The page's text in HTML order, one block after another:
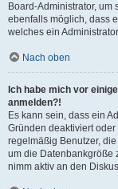
Board-Administrator, um
ebenfalls möglich, dass
welches ein
Nach oben
Ich habe mich vor
anmelden?!
Es kann sein, dass ein
Gründen deaktiviert
regelmäßig Benutzer,
um die Datenbankgröße
nimm aktiv an den